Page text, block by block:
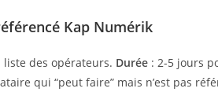
Kap Numérik
des opérateurs. Durée : 2-5 jours
qui “peut faire” mais n’est pas